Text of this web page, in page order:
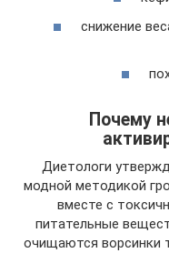
снижение
Почему
Диетологи
модной методикой
вместе с
питательные
очищаются ворсинки